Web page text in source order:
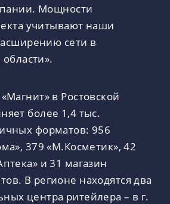
Мощности
учитывают наши
сети в
в Ростовской
более 1,4 тыс.
форматов: 956
379 «М.Косметик», 42
и 31 магазин
В регионе находятся два
центра ритейлера – в г.